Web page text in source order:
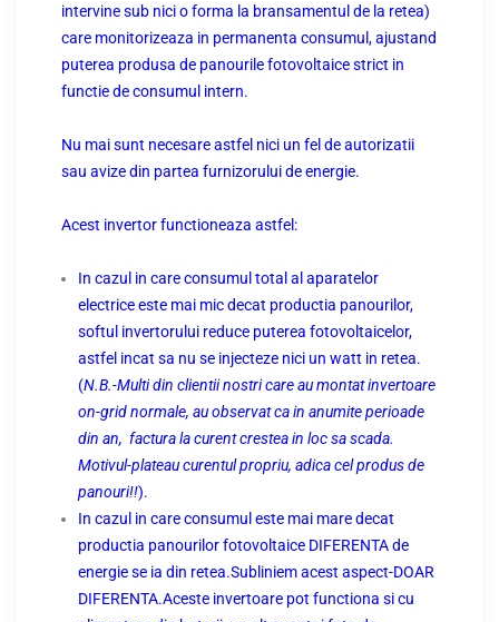
intervine sub nici o forma la bransamentul de la retea)
care monitorizeaza in permanenta consumul, ajustand
puterea produsa de panourile fotovoltaice strict in
functie de consumul intern.
Nu mai sunt necesare astfel nici un fel de autorizatii
sau avize din partea furnizorului de energie.
Acest invertor functioneaza astfel:
In cazul in care consumul total al aparatelor
electrice este mai mic decat productia panourilor,
softul invertorului reduce puterea fotovoltaicelor,
astfel incat sa nu se injecteze nici un watt in retea.
(N.B.-Multi din clientii nostri care au montat invertoare
on-grid normale, au observat ca in anumite perioade
din an, factura la curent crestea in loc sa scada.
Motivul-plateau curentul propriu, adica cel produs de
panouri!!).
In cazul in care consumul este mai mare decat
productia panourilor fotovoltaice DIFERENTA de
energie se ia din retea.Subliniem acest aspect-DOAR
DIFERENTA.Aceste invertoare pot functiona si cu